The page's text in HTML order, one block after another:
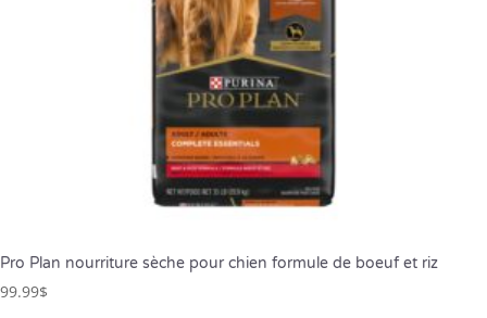
Pro Plan nourriture sèche pour chien formule de boeuf et riz
99.99$